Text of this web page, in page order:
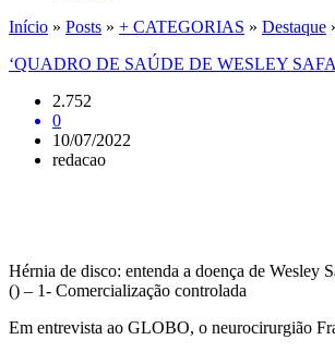
Início » Posts » + CATEGORIAS » Destaque
‘QUADRO DE SAÚDE DE WESLEY
2.752
0
10/07/2022
redacao
Hérnia de disco: entenda a doença de Wesley
() – 1- Comercialização controlada
Em entrevista ao GLOBO, o neurocirurgião